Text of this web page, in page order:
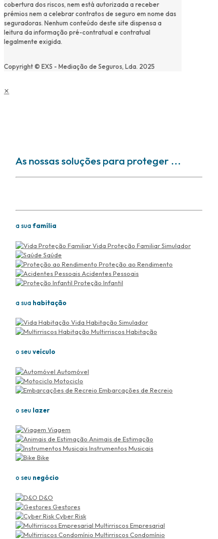
cobertura dos riscos, nem está autorizada a receber
prémios nem a celebrar contratos de seguro em nome das
seguradoras. Nenhum conteúdo deste site dispensa a
leitura da informação pré-contratual e contratual
legalmente exigida.
Copyright © EXS - Mediação de Seguros, Lda. 2025
✕
As nossas soluções para proteger ...
a suafamília
Vida Proteção FamiliarSimulador
Saúde
Proteção ao Rendimento
Acidentes Pessoais
Proteção Infantil
a sua habitação
Vida Habitação Simulador
Multirriscos Habitação
o seuveículo
Automóvel
Motociclo
Embarcações de Recreio
o seu lazer
Viagem
Animais de Estimação
Instrumentos Musicais
Bike
o seu negócio
D&O
Gestores
Cyber Risk
Multirriscos Empresarial
Multirriscos Condomínio